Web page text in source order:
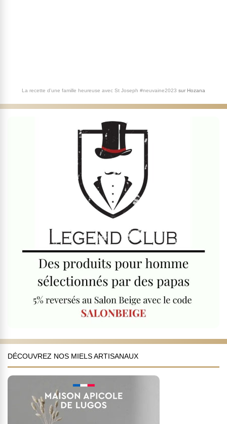
La recette d'une famille heureuse avec St Joseph #neuvaine2023 sur Hozana
DÉCOUVREZ NOS MIELS ARTISANAUX